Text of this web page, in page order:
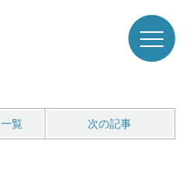
一覧 次の記事